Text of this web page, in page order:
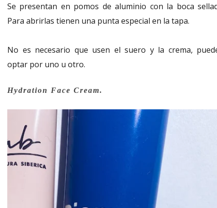
Se presentan en pomos de aluminio con la boca
Para abrirlas tienen una punta especial en la tapa.
No es necesario que usen el suero y la crema,
optar por uno u otro.
Hydration Face Cream.